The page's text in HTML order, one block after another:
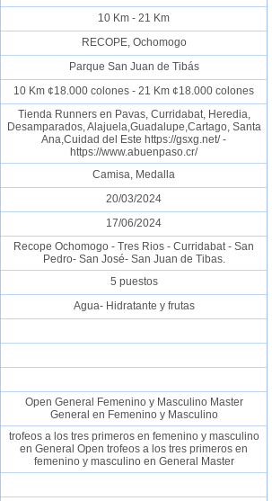
10 Km - 21 Km
RECOPE, Ochomogo
Parque San Juan de Tibás
10 Km ¢18.000 colones - 21 Km ¢18.000 colones
Tienda Runners en Pavas, Curridabat, Heredia,
Desamparados, Alajuela,Guadalupe,Cartago, Santa
Ana,Cuidad del Este https://gsxg.net/ -
https://www.abuenpaso.cr/
Camisa, Medalla
20/03/2024
17/06/2024
Recope Ochomogo - Tres Rios - Curridabat - San
Pedro- San José- San Juan de Tibas.
5 puestos
Agua- Hidratante y frutas
Open General Femenino y Masculino Master
General en Femenino y Masculino
trofeos a los tres primeros en femenino y masculino
en General Open trofeos a los tres primeros en
femenino y masculino en General Master